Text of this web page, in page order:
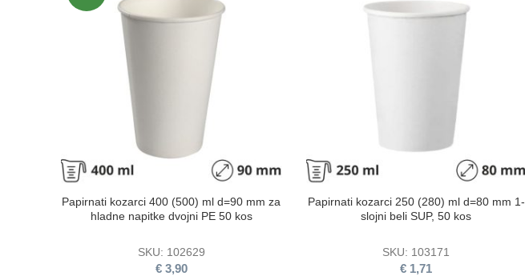
Papirnati kozarci 400 (500) ml d=90 mm za
hladne napitke dvojni PE 50 kos
SKU: 102629
€ 3,90
Papirnati kozarci 250 (280) ml d=80 mm 1-
slojni beli SUP, 50 kos
SKU: 103171
€ 1,71